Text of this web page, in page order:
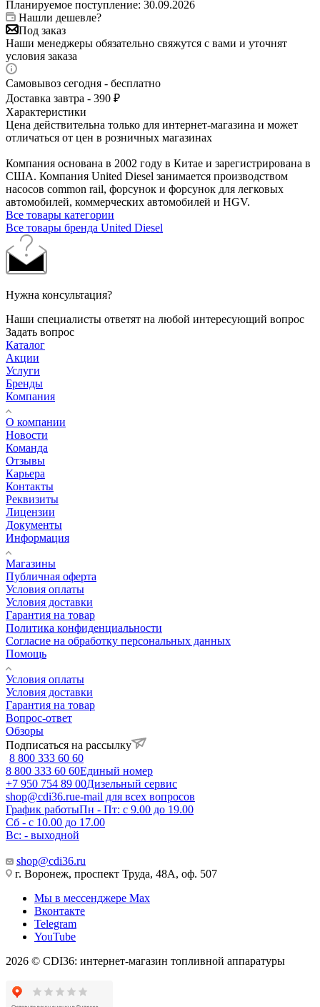
Планируемое поступление: 30.09.2026
Нашли дешевле?
Под заказ
Наши менеджеры обязательно свяжутся с вами и уточнят
условия заказа
Самовывоз сегодня - бесплатно
Доставка завтра - 390 ₽
Характеристики
Цена действительна только для интернет-магазина и может
отличаться от цен в розничных магазинах
Компания основана в 2002 году в Китае и зарегистрирована в
США. Компания United Diesel занимается производством
насосов common rail, форсунок и форсунок для легковых
автомобилей, коммерческих автомобилей и HGV.
Все товары категории
Все товары бренда United Diesel
Нужна консультация?
Наши специалисты ответят на любой интересующий вопрос
Задать вопрос
Каталог
Акции
Услуги
Бренды
Компания
О компании
Новости
Команда
Отзывы
Карьера
Контакты
Реквизиты
Лицензии
Документы
Информация
Магазины
Публичная оферта
Условия оплаты
Условия доставки
Гарантия на товар
Политика конфиденциальности
Согласие на обработку персональных данных
Помощь
Условия оплаты
Условия доставки
Гарантия на товар
Вопрос-ответ
Обзоры
Подписаться на рассылку
8 800 333 60 60
8 800 333 60 60Единый номер
+7 950 754 89 00Дизельный сервис
shop@cdi36.rue-mail для всех вопросов
График работыПн - Пт: с 9.00 до 19.00
Сб - с 10.00 до 17.00
Вс: - выходной
shop@cdi36.ru
г. Воронеж, проспект Труда, 48А, оф. 507
Мы в мессенджере Max
Вконтакте
Telegram
YouTube
2026 © CDI36: интернет-магазин топливной аппаратуры